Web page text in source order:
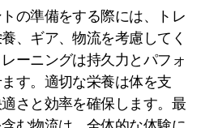
の準備をする際には、トレ
、ギア、物流を考慮してく
ーニングは持久力とパフォ
す。適切な栄養は体を支
さと効率を確保します。最